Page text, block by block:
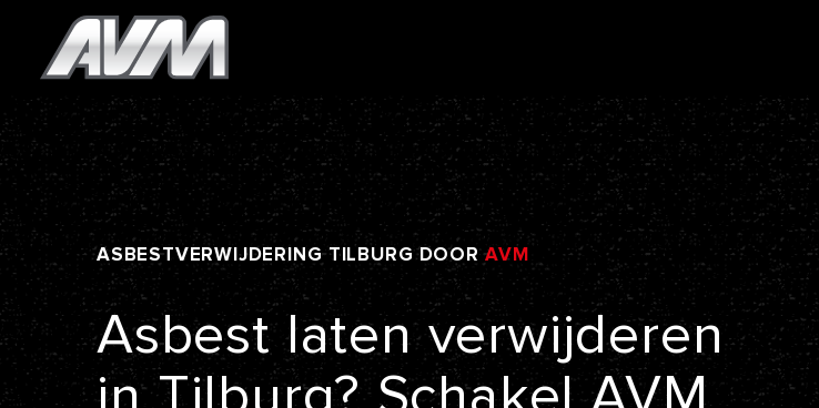
ASBESTVERWIJDERING TILBURG DOOR AVM
Asbest laten verwijderen